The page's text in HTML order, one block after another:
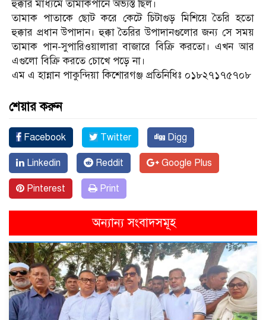
হুক্কার মাধ্যমে তামাকপানে অভ্যস্ত ছিল।
তামাক পাতাকে ছোট করে কেটে চিটাগুড় মিশিয়ে তৈরি হতো
হুক্কার প্রধান উপাদান। হুক্কা তৈরির উপাদানগুলোর জন্য সে সময়
তামাক পান-সুপারিওয়ালারা বাজারে বিক্রি করতো। এখন আর
এগুলো বিক্রি করতে চোখে পড়ে না।
এম এ হান্নান পাকুন্দিয়া কিশোরগঞ্জ প্রতিনিধিঃ ০১৮২৭১৭৫৭০৮
শেয়ার করুন
Facebook Twitter Digg
Linkedin Reddit Google Plus
Pinterest Print
অন্যান্য সংবাদসমূহ